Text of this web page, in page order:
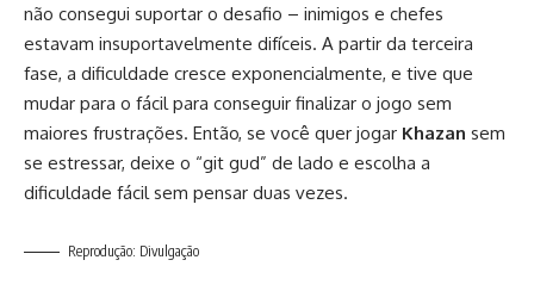
não consegui suportar o desafio – inimigos e chefes
estavam insuportavelmente difíceis. A partir da terceira
fase, a dificuldade cresce exponencialmente, e tive que
mudar para o fácil para conseguir finalizar o jogo sem
maiores frustrações. Então, se você quer jogar Khazan sem
se estressar, deixe o “git gud” de lado e escolha a
dificuldade fácil sem pensar duas vezes.
Reprodução: Divulgação